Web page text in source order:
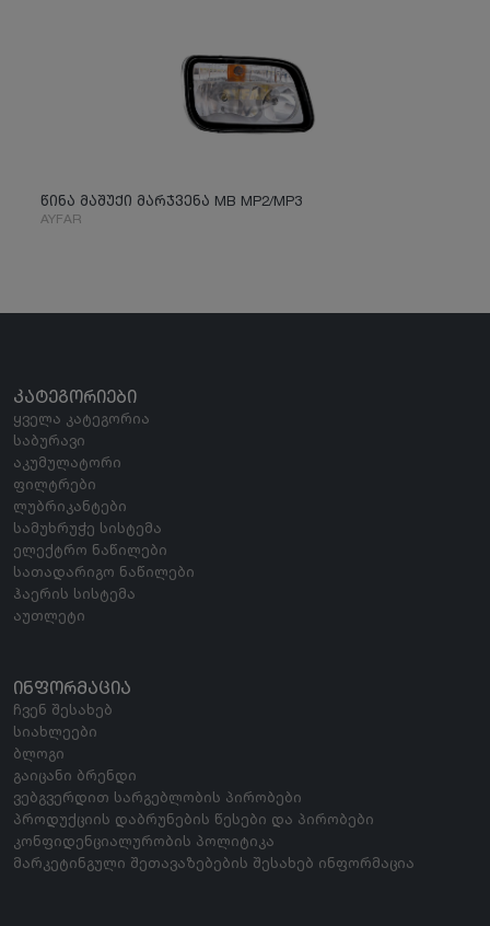
წინა მაშუქი მარჯვენა MB MP2/MP3
AYFAR
ᲙᲐᲢᲔᲒᲝᲠᲘᲔᲑᲘ
ყველა კატეგორია
საბურავი
აკუმულატორი
ფილტრები
ლუბრიკანტები
სამუხრუჭე სისტემა
ელექტრო ნაწილები
სათადარიგო ნაწილები
ჰაერის სისტემა
აუთლეტი
ᲘᲜᲤᲝᲠᲛᲐᲪᲘᲐ
ჩვენ შესახებ
სიახლეები
ბლოგი
გაიცანი ბრენდი
ვებგვერდით სარგებლობის პირობები
პროდუქციის დაბრუნების წესები და პირობები
კონფიდენციალურობის პოლიტიკა
მარკეტინგული შეთავაზებების შესახებ ინფორმაცია